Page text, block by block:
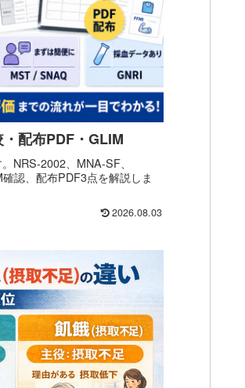
配布PDF・GLIM
NRS-2002、MNA-SF、
認、配布PDF3点を解説しま
2026.08.03